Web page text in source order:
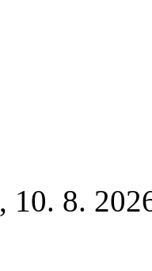
, 10. 8.